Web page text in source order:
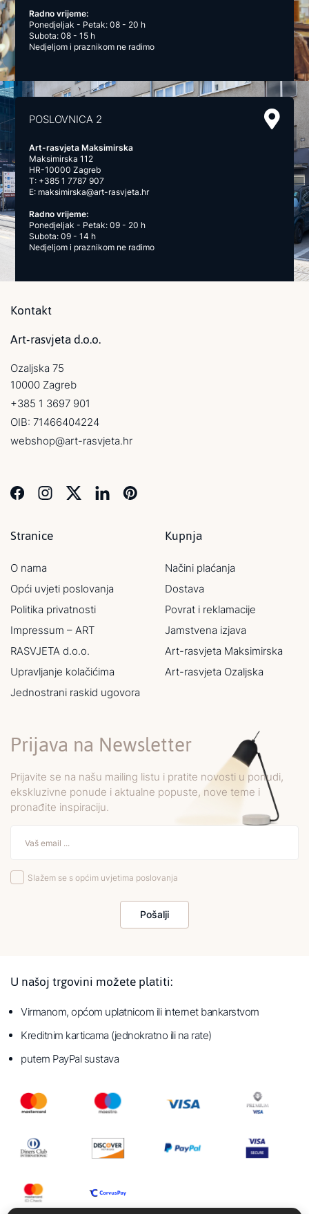
Radno vrijeme:
Ponedjeljak - Petak: 08 - 20 h
Subota: 08 - 15 h
Nedjeljom i praznikom ne radimo
POSLOVNICA 2
Art-rasvjeta Maksimirska
Maksimirska 112
HR-10000 Zagreb
T: +385 1 7787 907
E: maksimirska@art-rasvjeta.hr
Radno vrijeme:
Ponedjeljak - Petak: 09 - 20 h
Subota: 09 - 14 h
Nedjeljom i praznikom ne radimo
Kontakt
Art-rasvjeta d.o.o.
Ozaljska 75
10000 Zagreb
+385 1 3697 901
OIB: 71466404224
webshop@art-rasvjeta.hr
Stranice
O nama
Opći uvjeti poslovanja
Politika privatnosti
Impressum – ART
RASVJETA d.o.o.
Upravljanje kolačićima
Jednostrani raskid ugovora
Kupnja
Načini plaćanja
Dostava
Povrat i reklamacije
Jamstvena izjava
Art-rasvjeta Maksimirska
Art-rasvjeta Ozaljska
Prijava na Newsletter
Prijavite se na našu mailing listu i pratite novosti u ponudi,
ekskluzivne ponude i aktualne popuste, nove teme i
pronađite inspiraciju.
Slažem se s općim uvjetima poslovanja
Pošalji
U našoj trgovini možete platiti:
Virmanom, općom uplatnicom ili internet bankarstvom
Kreditnim karticama (jednokratno ili na rate)
putem PayPal sustava